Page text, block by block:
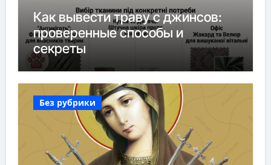
Как вывести траву с джинсов:
проверенные способы и
секреты
Без рубрики